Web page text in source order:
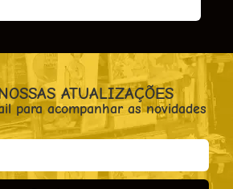
ATUALIZAÇÕES
para acompanhar as novidades